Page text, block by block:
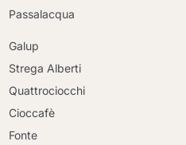
Passalacqua
Galup
Strega Alberti
Quattrociocchi
Cioccafè
Fonte